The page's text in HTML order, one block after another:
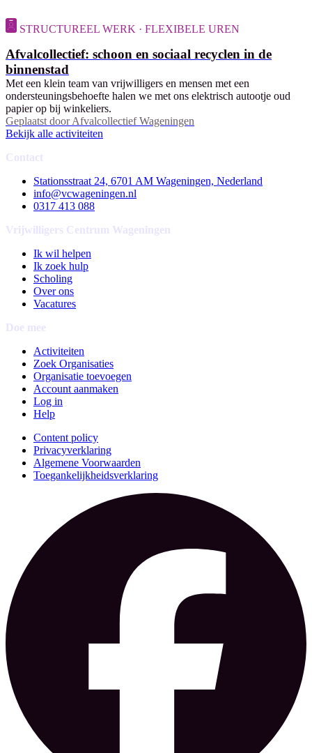
STRUCTUREEL WERK · FLEXIBELE UREN
Afvalcollectief: schoon en sociaal recyclen in de
binnenstad
Met een klein team van vrijwilligers en mensen met een
ondersteuningsbehoefte halen we met ons elektrisch autootje oud
papier op bij winkeliers.
Geplaatst door Afvalcollectief Wageningen
Bekijk alle activiteiten
Contact
Stationsstraat 24, 6701 AM Wageningen, Nederland
info@vcwageningen.nl
0317 413 088
Vrijwilligers Centrum Wageningen
Ik wil helpen
Ik zoek hulp
Scholing
Over ons
Vacatures
Doe mee
Activiteiten
Zoek Organisaties
Organisatie toevoegen
Account aanmaken
Log in
Help
Content policy
Privacyverklaring
Algemene Voorwaarden
Toegankelijkheidsverklaring